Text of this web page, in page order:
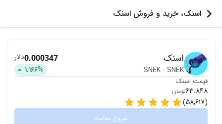
اسنک، خرید و فروش اسنک
اسنک
SNEK - SNEK
0.000347دلار
1.166%
قیمت اسنک
63.848تومان
(
58,617
)
شروع معامله